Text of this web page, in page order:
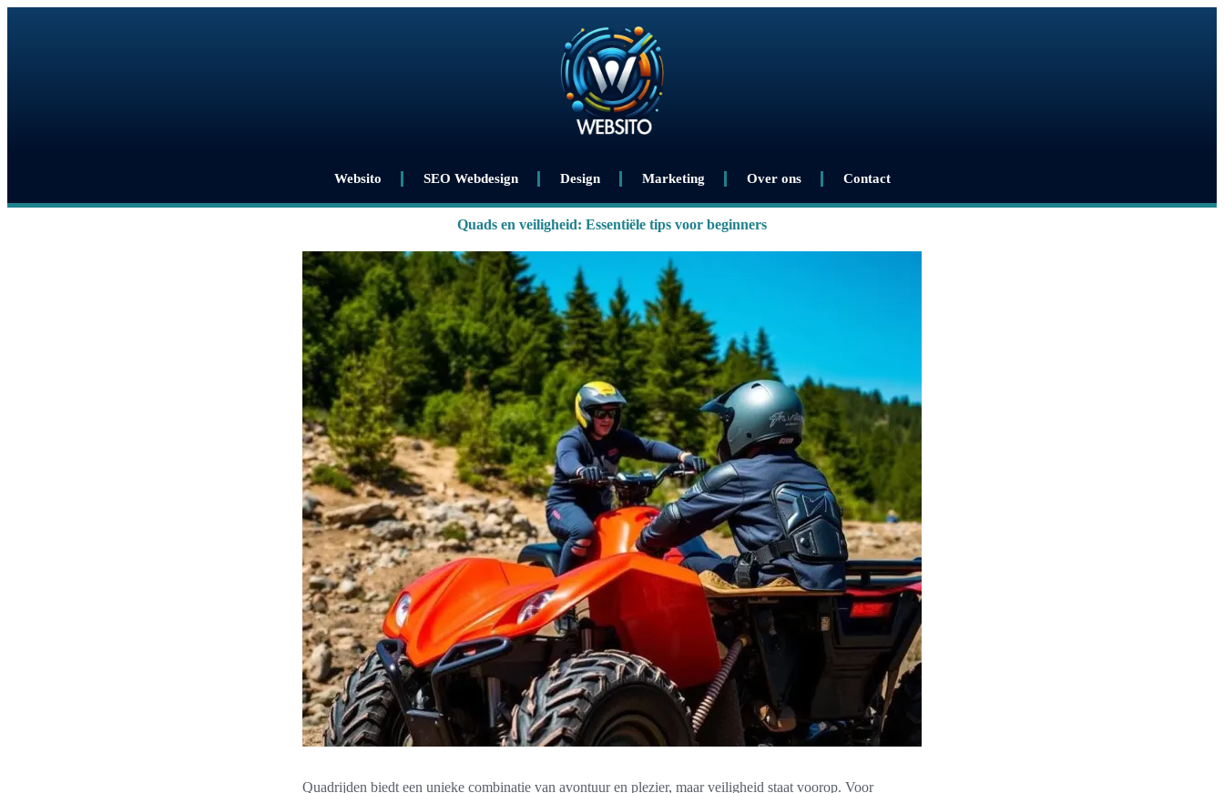
Websito SEO Webdesign Design Marketing Over ons Contact
Quads en veiligheid: Essentiële tips voor beginners
Quadrijden biedt een unieke combinatie van avontuur en plezier, maar veiligheid staat voorop. Voor